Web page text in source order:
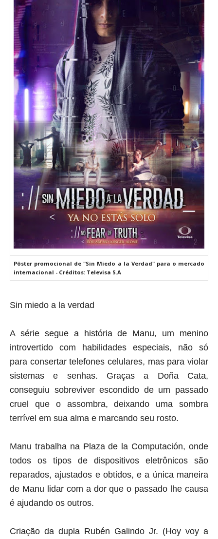
Pôster promocional de "Sin Miedo a la Verdad" para o mercado
internacional - Créditos: Televisa S.A
Sin miedo a la verdad
A série segue a história de Manu, um menino
introvertido com habilidades especiais, não só
para consertar telefones celulares, mas para violar
sistemas e senhas. Graças a Doña Cata,
conseguiu sobreviver escondido de um passado
cruel que o assombra, deixando uma sombra
terrível em sua alma e marcando seu rosto.
Manu trabalha na Plaza de la Computación, onde
todos os tipos de dispositivos eletrônicos são
reparados, ajustados e obtidos, e a única maneira
de Manu lidar com a dor que o passado lhe causa
é ajudando os outros.
Criação da dupla Rubén Galindo Jr. (Hoy voy a